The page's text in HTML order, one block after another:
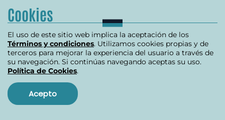
Cookies
El uso de este sitio web implica la aceptación de los
Términos y condiciones. Utilizamos cookies propias y de
terceros para mejorar la experiencia del usuario a través de
su navegación. Si continúas navegando aceptas su uso.
Política de Cookies.
Acepto